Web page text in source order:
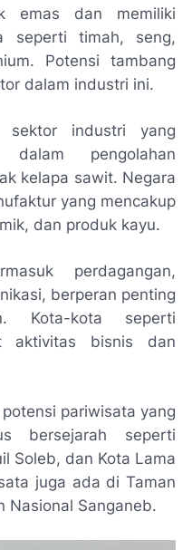
emas dan memiliki
seperti timah, seng,
Potensi tambang
dalam industri ini.
sektor industri yang
dalam pengolahan
kelapa sawit. Negara
yang mencakup
dan produk kayu.
perdagangan,
berperan penting
Kota-kota seperti
aktivitas bisnis dan
pariwisata yang
bersejarah seperti
Soleb, dan Kota Lama
juga ada di Taman
Nasional Sanganeb.